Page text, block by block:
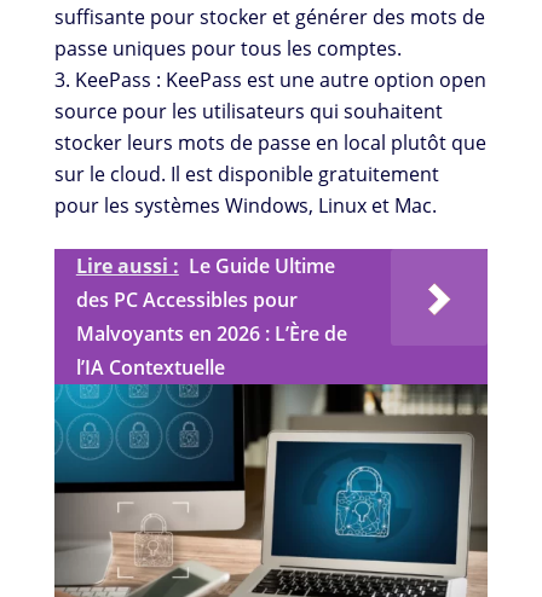
suffisante pour stocker et générer des mots de
passe uniques pour tous les comptes.
KeePass : KeePass est une autre option open
source pour les utilisateurs qui souhaitent
stocker leurs mots de passe en local plutôt que
sur le cloud. Il est disponible gratuitement
pour les systèmes Windows, Linux et Mac.
Lire aussi : Le Guide Ultime
des PC Accessibles pour
Malvoyants en 2026 : L’Ère de
l’IA Contextuelle